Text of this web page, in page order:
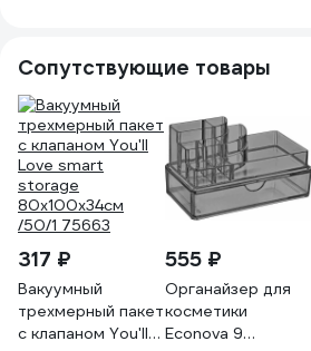
Сопутствующие товары
317 ₽
Вакуумный
трехмерный пакет
с клапаном You'll
555 ₽
Органайзер для
косметики
Econova 9